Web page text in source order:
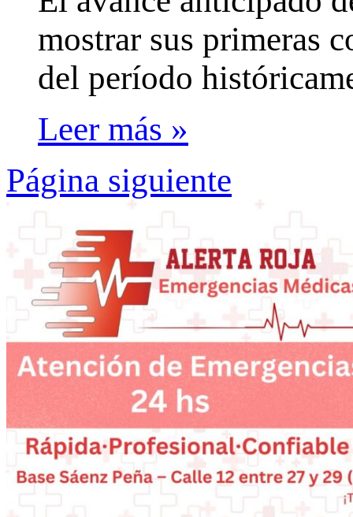
mostrar sus primeras
del período
Leer más »
Página siguiente